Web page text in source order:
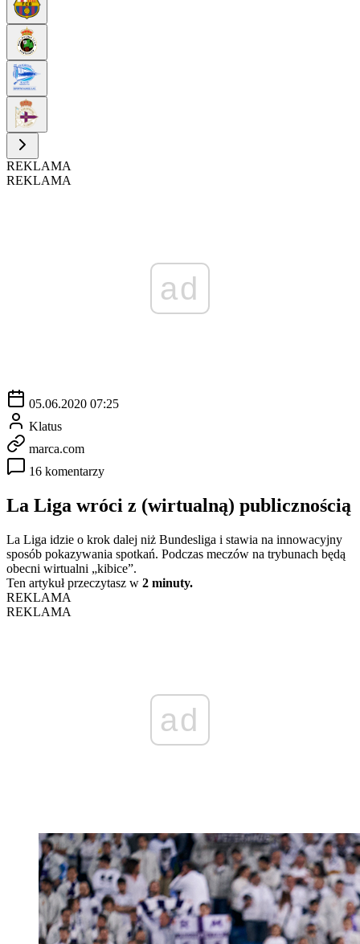
REKLAMA
REKLAMA
ad
05.06.2020 07:25
Klatus
marca.com
16 komentarzy
La Liga wróci z (wirtualną) publicznością
La Liga idzie o krok dalej niż Bundesliga i stawia na innowacyjny
sposób pokazywania spotkań. Podczas meczów na trybunach będą
obecni wirtualni „kibice”.
Ten artykuł przeczytasz w 2 minuty.
REKLAMA
REKLAMA
ad